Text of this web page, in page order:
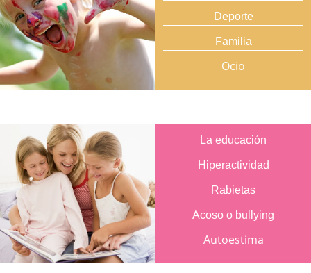
Deporte
Familia
Ocio
La educación
Hiperactividad
Rabietas
Acoso o bullying
Autoestima